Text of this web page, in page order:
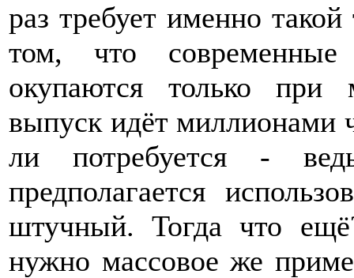
раз требует именно
том, что современные
окупаются только при
выпуск идёт миллионами
ли потребуется -
предполагается
штучный. Тогда что
нужно массовое же